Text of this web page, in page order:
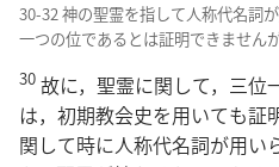
30-32 神の聖霊を指して人称代名詞
一つの位であるとは証明できません
30 故に，聖霊に関して，三位
は，初期教会史を用いても証
関して時に人称代名詞が用い